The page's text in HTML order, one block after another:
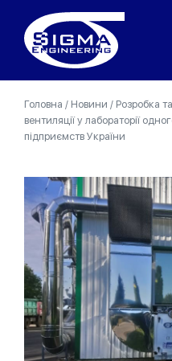
Головна / Новини / Розробка
вентиляції у лабораторії
підприємств України